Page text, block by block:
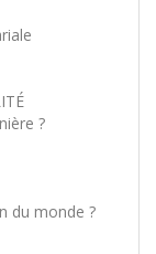
?
du monde ?